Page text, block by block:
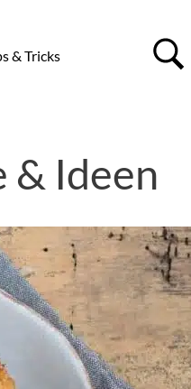
& Tricks
& Ideen